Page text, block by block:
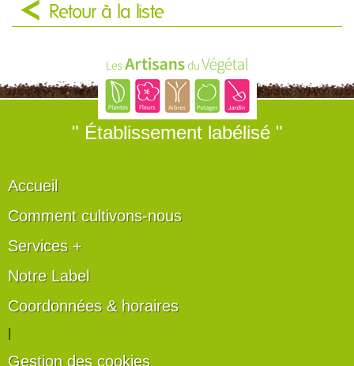
Retour à la liste
" Établissement labélisé "
Accueil
Comment cultivons-nous
Services +
Notre Label
Coordonnées & horaires
Gestion des cookies